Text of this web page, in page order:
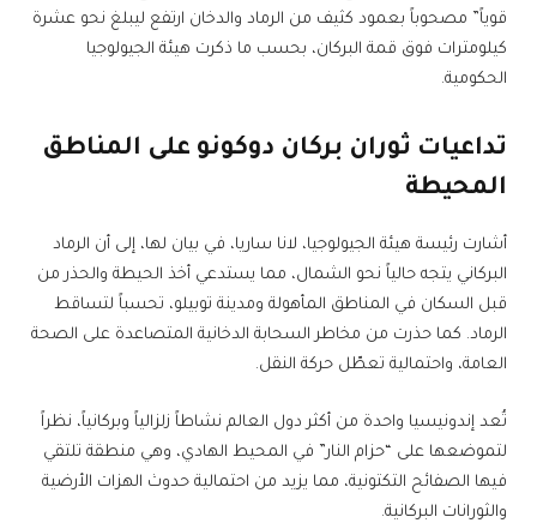
قوياً” مصحوباً بعمود كثيف من الرماد والدخان ارتفع ليبلغ نحو عشرة
كيلومترات فوق قمة البركان، بحسب ما ذكرت هيئة الجيولوجيا
الحكومية.
تداعيات ثوران بركان دوكونو على المناطق
المحيطة
أشارت رئيسة هيئة الجيولوجيا، لانا ساريا، في بيان لها، إلى أن الرماد
البركاني يتجه حالياً نحو الشمال، مما يستدعي أخذ الحيطة والحذر من
قبل السكان في المناطق المأهولة ومدينة توبيلو، تحسباً لتساقط
الرماد. كما حذرت من مخاطر السحابة الدخانية المتصاعدة على الصحة
العامة، واحتمالية تعطّل حركة النقل.
تُعد إندونيسيا واحدة من أكثر دول العالم نشاطاً زلزالياً وبركانياً، نظراً
لتموضعها على “حزام النار” في المحيط الهادي، وهي منطقة تلتقي
فيها الصفائح التكتونية، مما يزيد من احتمالية حدوث الهزات الأرضية
والثورانات البركانية.